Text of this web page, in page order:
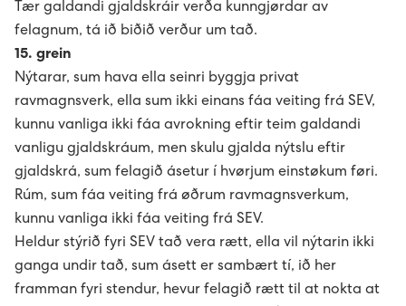
Tær galdandi gjaldskráir verða kunngjørdar av
felagnum, tá ið biðið verður um tað.
15. grein
Nýtarar, sum hava ella seinri byggja privat
ravmagnsverk, ella sum ikki einans fáa veiting frá SEV,
kunnu vanliga ikki fáa avrokning eftir teim galdandi
vanligu gjaldskráum, men skulu gjalda nýtslu eftir
gjaldskrá, sum felagið ásetur í hvørjum einstøkum føri.
Rúm, sum fáa veiting frá øðrum ravmagnsverkum,
kunnu vanliga ikki fáa veiting frá SEV.
Heldur stýrið fyri SEV tað vera rætt, ella vil nýtarin ikki
ganga undir tað, sum ásett er sambært tí, ið her
framman fyri stendur, hevur felagið rætt til at nokta at